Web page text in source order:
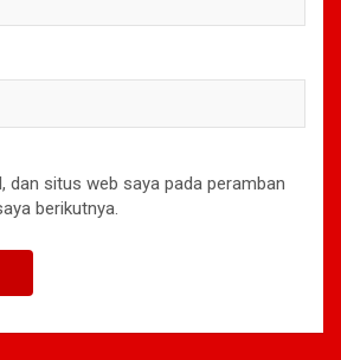
dan situs web saya pada peramban
berikutnya.